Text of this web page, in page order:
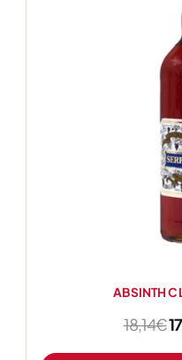
ABSINTH
18,14€